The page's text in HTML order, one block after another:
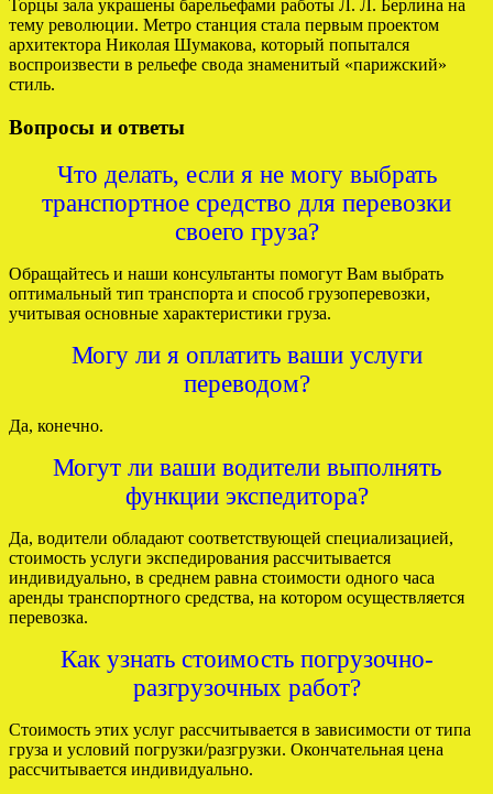
Торцы зала украшены барельефами работы Л. Л. Берлина на
тему революции. Метро станция стала первым проектом
архитектора Николая Шумакова, который попытался
воспроизвести в рельефе свода знаменитый «парижский»
стиль.
Вопросы и ответы
Что делать, если я не могу выбрать
транспортное средство для перевозки
своего груза?
Обращайтесь и наши консультанты помогут Вам выбрать
оптимальный тип транспорта и способ грузоперевозки,
учитывая основные характеристики груза.
Могу ли я оплатить ваши услуги
переводом?
Да, конечно.
Могут ли ваши водители выполнять
функции экспедитора?
Да, водители обладают соответствующей специализацией,
стоимость услуги экспедирования рассчитывается
индивидуально, в среднем равна стоимости одного часа
аренды транспортного средства, на котором осуществляется
перевозка.
Как узнать стоимость погрузочно-
разгрузочных работ?
Стоимость этих услуг рассчитывается в зависимости от типа
груза и условий погрузки/разгрузки. Окончательная цена
рассчитывается индивидуально.